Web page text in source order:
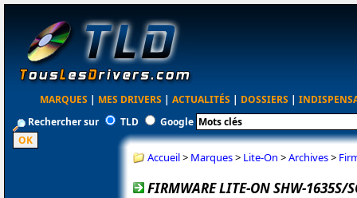
MARQUES | MES DRIVERS | ACTUALITÉS | DOSSIERS |
Rechercher sur
TLD Google
Accueil> Marques> Lite-On >Archives>
FIRMWARE LITE-ON SHW-1635S/